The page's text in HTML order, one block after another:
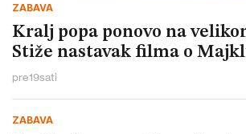
ZABAVA
Kralj popa ponovo na
Stiže nastavak filma o
pre19sati
ZABAVA